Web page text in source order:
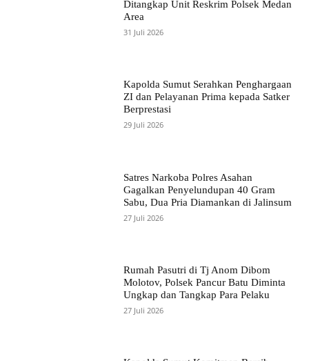
Ditangkap Unit Reskrim Polsek Medan
Area
31 Juli 2026
Kapolda Sumut Serahkan Penghargaan
ZI dan Pelayanan Prima kepada Satker
Berprestasi
29 Juli 2026
Satres Narkoba Polres Asahan
Gagalkan Penyelundupan 40 Gram
Sabu, Dua Pria Diamankan di Jalinsum
27 Juli 2026
Rumah Pasutri di Tj Anom Dibom
Molotov, Polsek Pancur Batu Diminta
Ungkap dan Tangkap Para Pelaku
27 Juli 2026